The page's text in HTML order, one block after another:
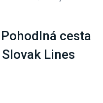
cesta
Lines